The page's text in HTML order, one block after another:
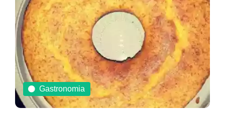
Gastronomia